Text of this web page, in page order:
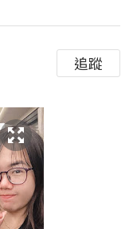
追蹤